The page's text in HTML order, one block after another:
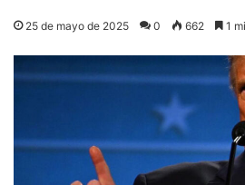
25 de mayo de 2025 0 662 1